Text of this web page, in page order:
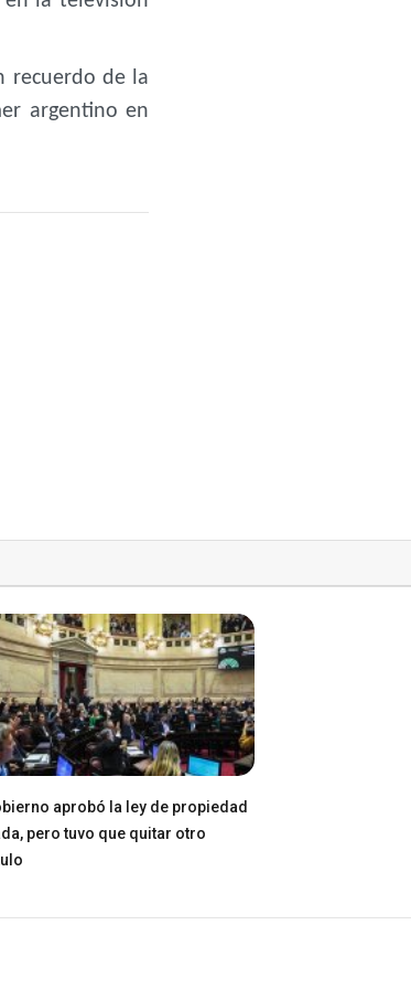
recuerdo de la
argentino en
aprobó la ley de propiedad
pero tuvo que quitar otro